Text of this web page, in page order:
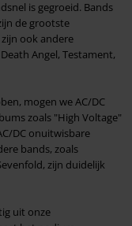
is gegroeid. Bands
de grootste
ook andere
Angel, Testament,
mogen we AC/DC
zoals "High Voltage"
DC onuitwisbare
bands, zoals
zijn duidelijk
uit onze